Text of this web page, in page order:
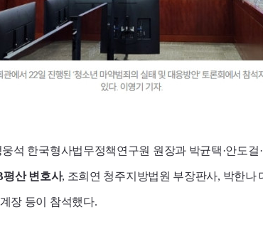
석 한국형사법무정책연구원 원장과 박균택·안도
평산 변호사, 조희연 청주지방법원 부장판사, 박한
장 등이 참석했다.